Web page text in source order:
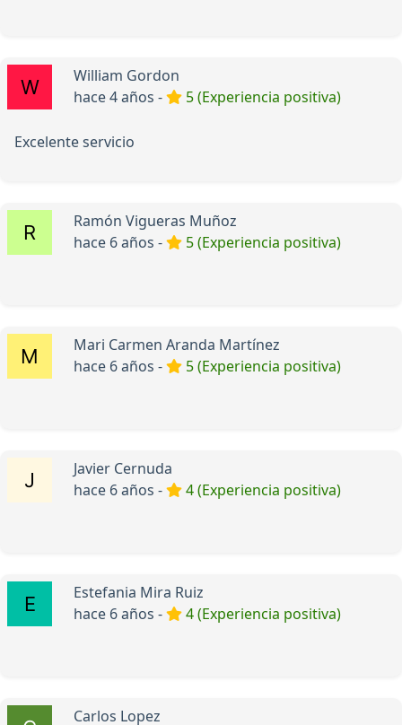
William Gordon
hace 4 años -
5 (Experiencia positiva)
Excelente servicio
Ramón Vigueras Muñoz
hace 6 años -
5 (Experiencia positiva)
Mari Carmen Aranda Martínez
hace 6 años -
5 (Experiencia positiva)
Javier Cernuda
hace 6 años -
4 (Experiencia positiva)
Estefania Mira Ruiz
hace 6 años -
4 (Experiencia positiva)
Carlos Lopez